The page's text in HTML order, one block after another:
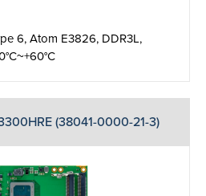
6, Atom E3826, DDR3L,
(38041-0000-21-3)